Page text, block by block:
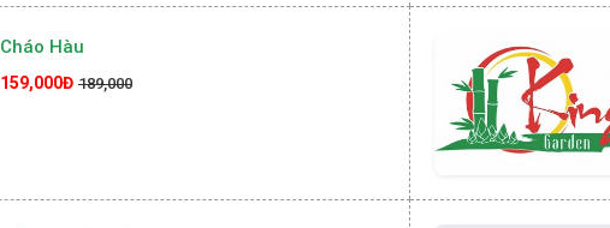
Cháo Hàu
159,000Đ 189,000